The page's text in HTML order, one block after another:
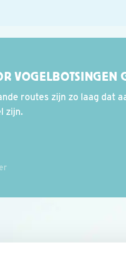
VOGELBOTSINGEN
routes zijn zo laag dat
zijn.